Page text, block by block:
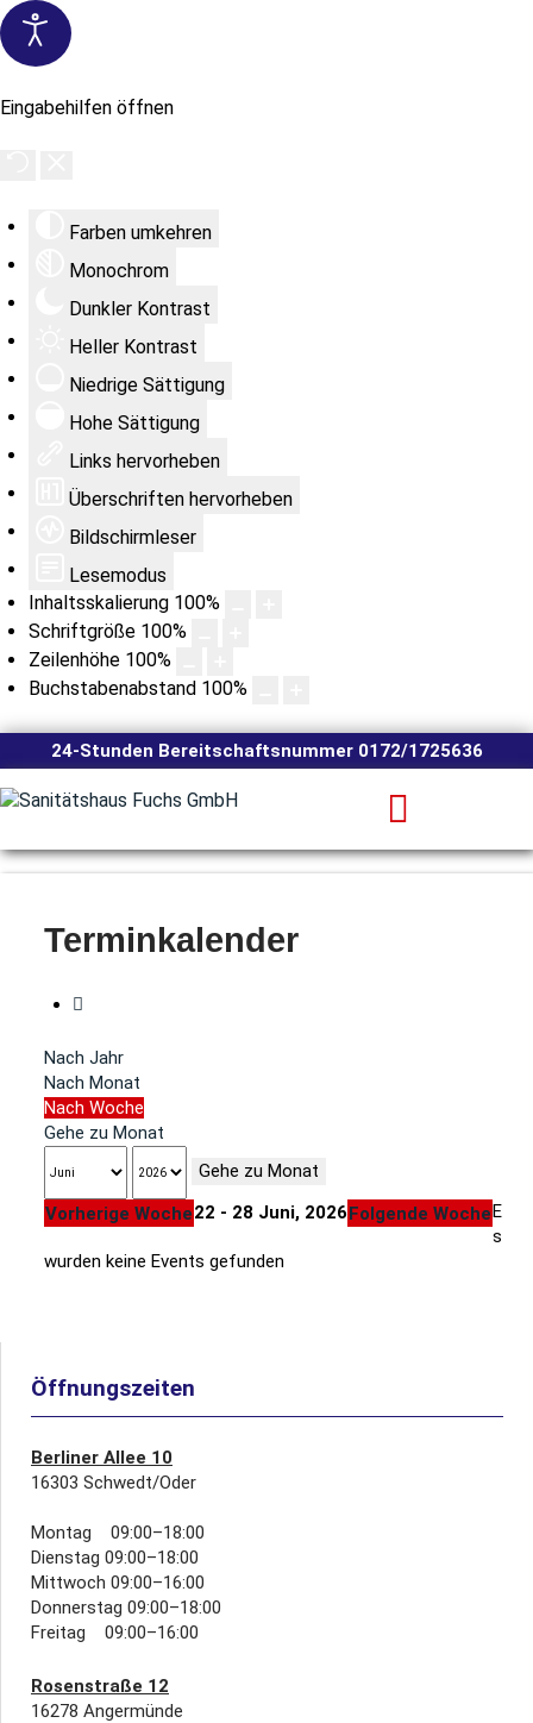
Eingabehilfen öffnen
Farben umkehren
Monochrom
Dunkler Kontrast
Heller Kontrast
Niedrige Sättigung
Hohe Sättigung
Links hervorheben
Überschriften hervorheben
Bildschirmleser
Lesemodus
Inhaltsskalierung 100%
Schriftgröße 100%
Zeilenhöhe 100%
Buchstabenabstand 100%
24-Stunden Bereitschaftsnummer 0172/1725636
Terminkalender
Nach Jahr
Nach Monat
Nach Woche
Gehe zu Monat
Gehe zu Monat
Vorherige Woche22 - 28 Juni, 2026Folgende WocheE
s
wurden keine Events gefunden
Öffnungszeiten
Berliner Allee 10
16303 Schwedt/Oder
Montag 09:00–18:00
Dienstag 09:00–18:00
Mittwoch 09:00–16:00
Donnerstag 09:00–18:00
Freitag 09:00–16:00
Rosenstraße 12
16278 Angermünde